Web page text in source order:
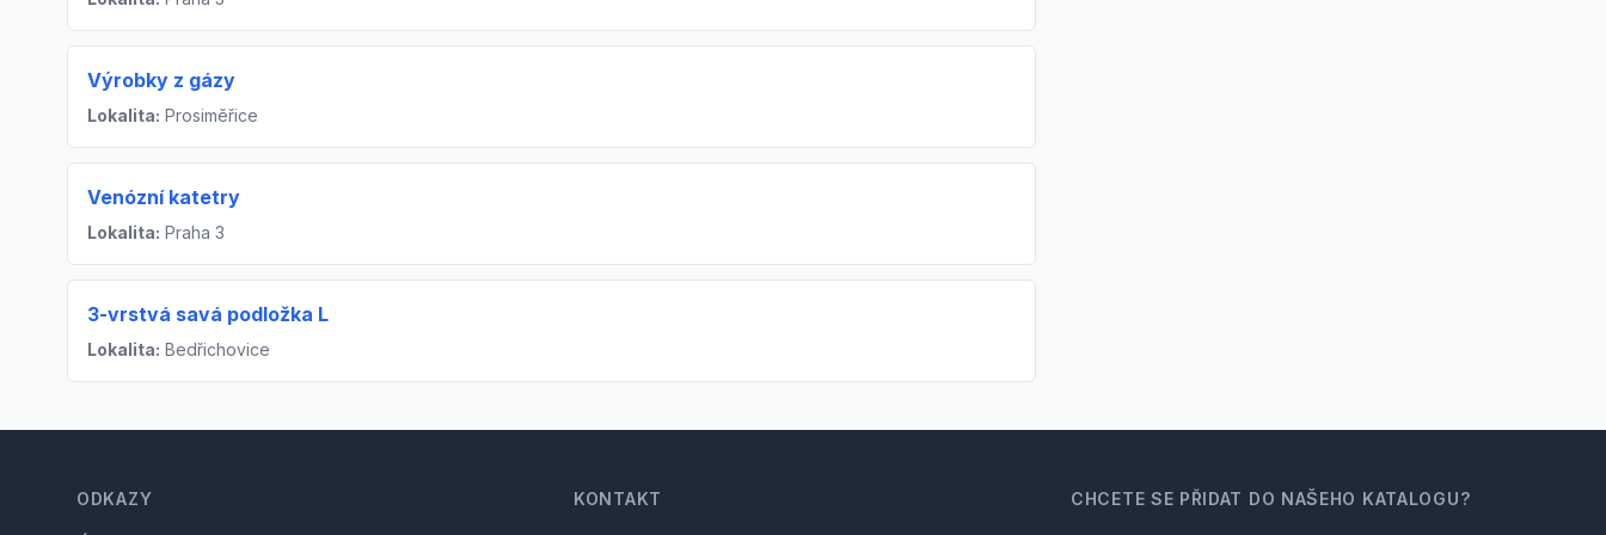
Výrobky z gázy
Lokalita: Prosiměřice
Venózní katetry
Lokalita: Praha 3
3-vrstvá savá podložka L
Lokalita: Bedřichovice
ODKAZY KONTAKT CHCETE SE PŘIDAT DO NAŠEHO KATALOGU?